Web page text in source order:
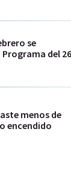
se
del 26
menos de
encendido